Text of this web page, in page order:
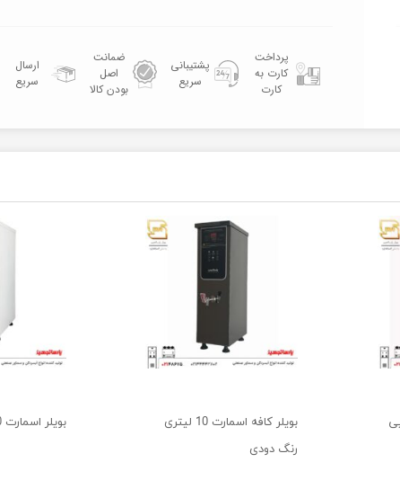
پرداخت
کارت به
کارت
پشتیبانی
سریع
ضمانت
اصل
بودن کالا
ارسال
سریع
بویلر کافه اسمارت 10 لیتری
رنگ دودی
بویلر اسمارت 10 لیتری سفید